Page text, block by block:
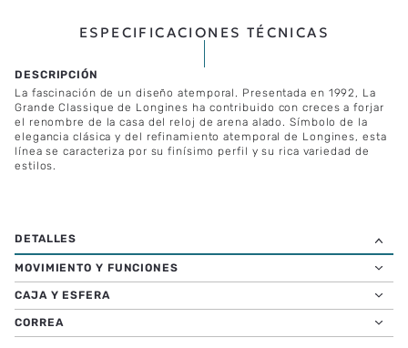
ESPECIFICACIONES TÉCNICAS
La fascinación de un diseño atemporal. Presentada en 1992, La
Grande Classique de Longines ha contribuido con creces a forjar
el renombre de la casa del reloj de arena alado. Símbolo de la
elegancia clásica y del refinamiento atemporal de Longines, esta
línea se caracteriza por su finísimo perfil y su rica variedad de
estilos.
MOVIMIENTO Y FUNCIONES
CAJA Y ESFERA
CORREA